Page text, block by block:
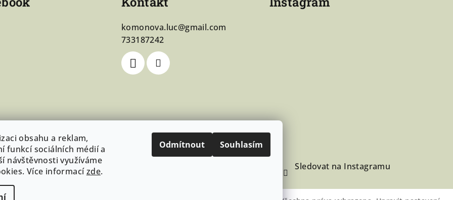
obsahu a reklam,
funkcí sociálních médií a
návštěvnosti využíváme
Více informacízde.
Odmítnout Souhlasím
komonova.luc@gmail.com
733187242
Sledovat na Instagramu